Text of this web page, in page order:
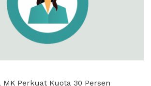
Perkuat Kuota 30 Persen